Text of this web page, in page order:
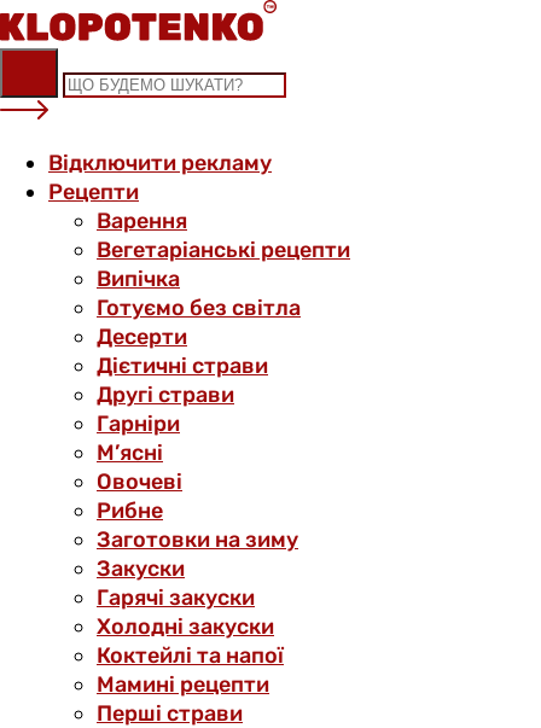
Skip
to
content
Відключити рекламу
Рецепти
Варення
Вегетаріанські рецепти
Випічка
Готуємо без світла
Десерти
Дієтичні страви
Другі страви
Гарніри
М’ясні
Овочеві
Рибне
Заготовки на зиму
Закуски
Гарячі закуски
Холодні закуски
Коктейлі та напої
Мамині рецепти
Перші страви